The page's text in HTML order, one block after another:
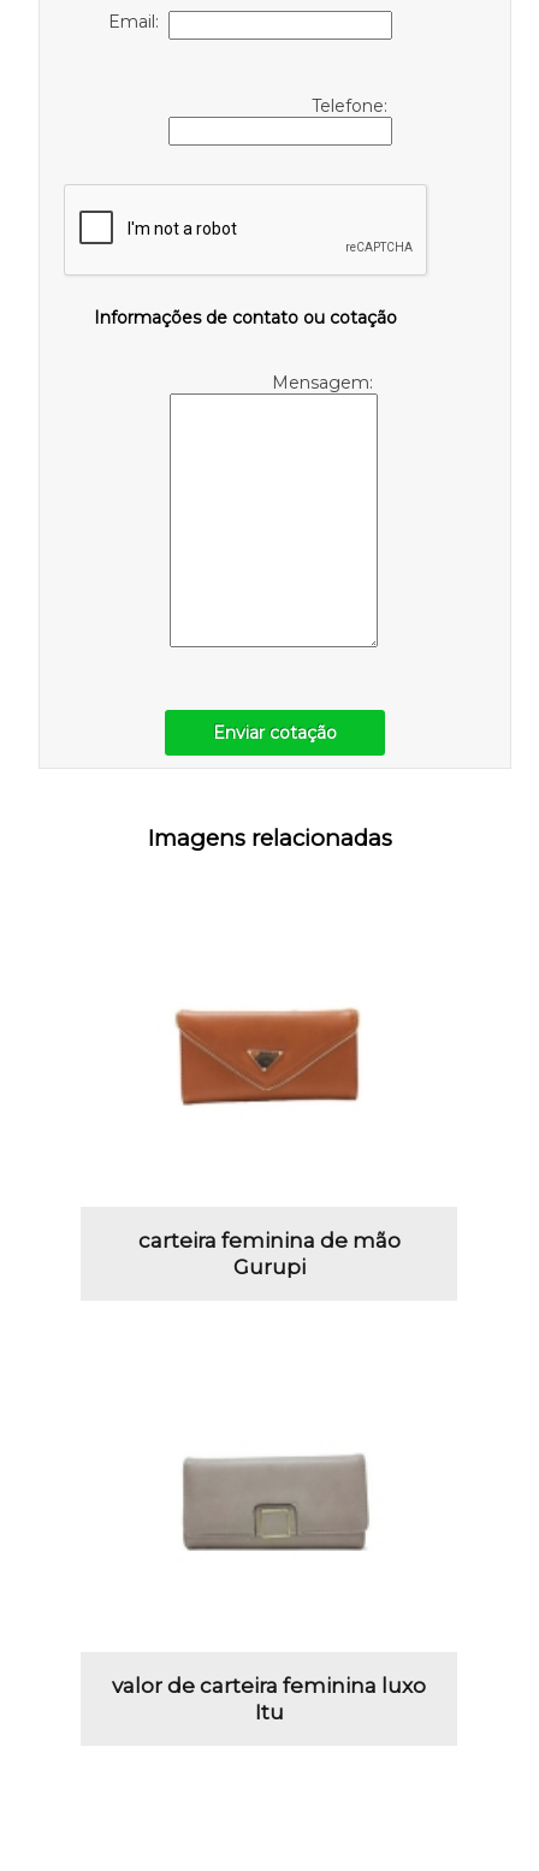
Email:
Telefone:
Informações de contato ou cotação
Mensagem:
Enviar cotação
Imagens relacionadas
carteira feminina de mão
Gurupi
valor de carteira feminina luxo
Itu